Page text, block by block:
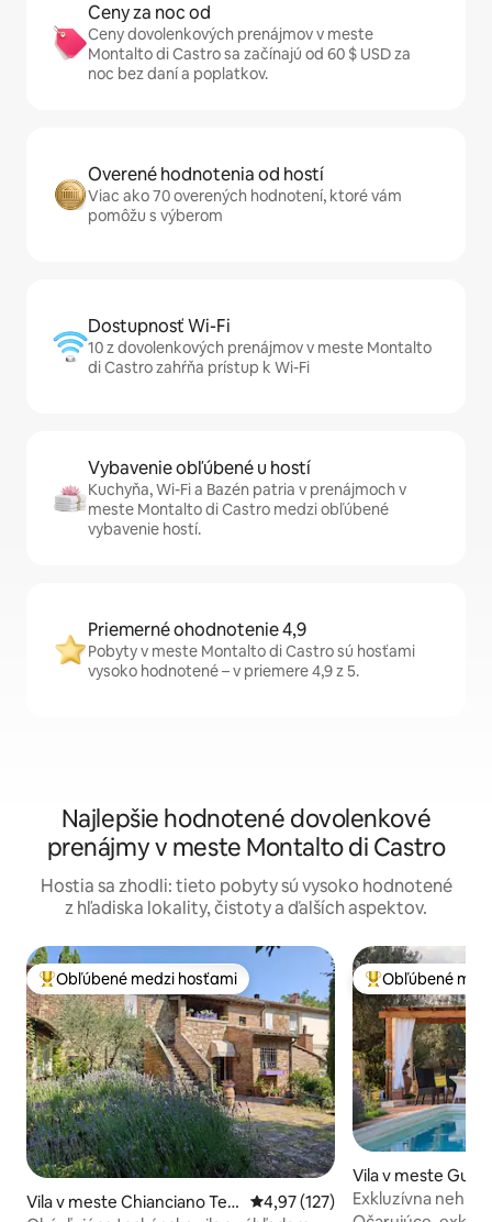
Ceny za noc od
Ceny dovolenkových prenájmov v meste
Montalto di Castro sa začínajú od 60 $ USD za
noc bez daní a poplatkov.
Overené hodnotenia od hostí
Viac ako 70 overených hodnotení, ktoré vám
pomôžu s výberom
Dostupnosť Wi-Fi
10 z dovolenkových prenájmov v meste Montalto
di Castro zahŕňa prístup k Wi-Fi
Vybavenie obľúbené u hostí
Kuchyňa, Wi-Fi a Bazén patria v prenájmoch v
meste Montalto di Castro medzi obľúbené
vybavenie hostí.
Priemerné ohodnotenie 4,9
Pobyty v meste Montalto di Castro sú hosťami
vysoko hodnotené – v priemere 4,9 z 5.
Najlepšie hodnotené dovolenkové
prenájmy v meste Montalto di Castro
Hostia sa zhodli: tieto pobyty sú vysoko hodnotené
z hľadiska lokality, čistoty a ďalších aspektov.
Najobľúbenejšie medzi hosťami
Obľúbené medzi hosťami
Vila v meste Chianciano Ter
Priemerné ohodnotenie 4,97 z
4,97 (127)
Najobľúbenejšie
Obľúbené
Vila v meste
Exkluzívna